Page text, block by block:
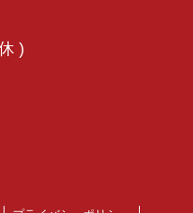
)